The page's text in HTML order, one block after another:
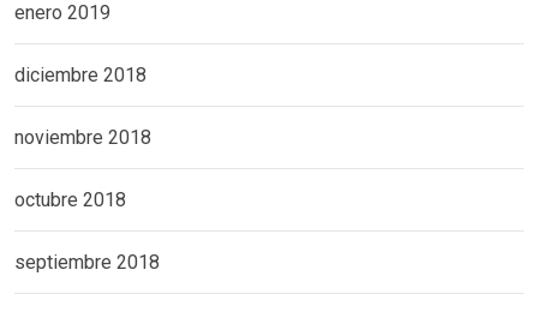
enero 2019
diciembre 2018
noviembre 2018
octubre 2018
septiembre 2018